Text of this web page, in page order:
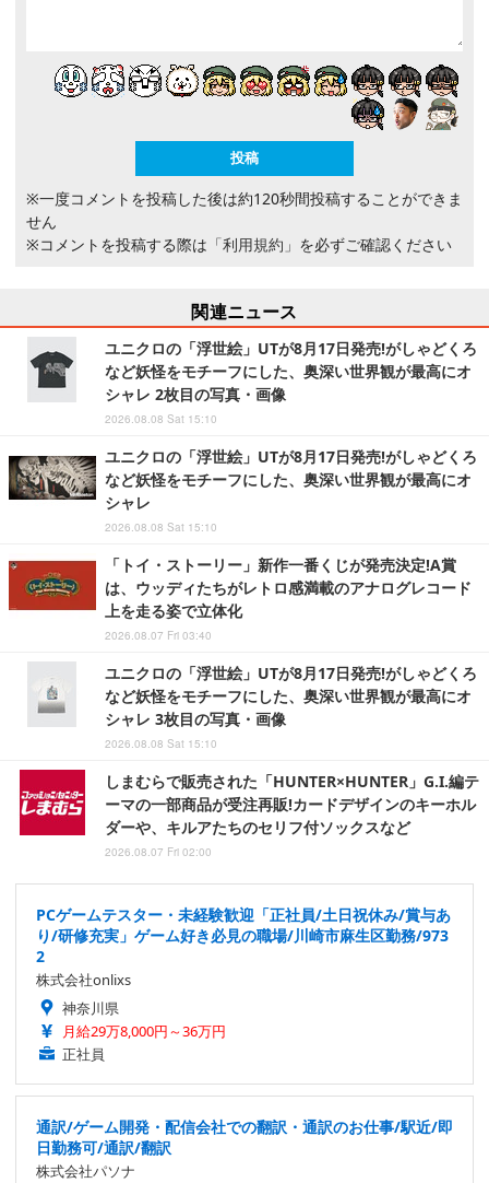
※一度コメントを投稿した後は約120秒間投稿することができま
せん
※コメントを投稿する際は 「利用規約」 を必ずご確認ください
関連ニュース
ユニクロの「浮世絵」UTが8月17日発売!がしゃどくろ
など妖怪をモチーフにした、奥深い世界観が最高にオ
シャレ 2枚目の写真・画像
2026.08.08 Sat 15:10
ユニクロの「浮世絵」UTが8月17日発売!がしゃどくろ
など妖怪をモチーフにした、奥深い世界観が最高にオ
シャレ
2026.08.08 Sat 15:10
「トイ・ストーリー」新作一番くじが発売決定!A賞
は、ウッディたちがレトロ感満載のアナログレコード
上を走る姿で立体化
2026.08.07 Fri 03:40
ユニクロの「浮世絵」UTが8月17日発売!がしゃどくろ
など妖怪をモチーフにした、奥深い世界観が最高にオ
シャレ 3枚目の写真・画像
2026.08.08 Sat 15:10
しまむらで販売された「HUNTER×HUNTER」G.I.編テ
ーマの一部商品が受注再販!カードデザインのキーホル
ダーや、キルアたちのセリフ付ソックスなど
2026.08.07 Fri 02:00
PCゲームテスター・未経験歓迎「正社員/土日祝休み/賞与あ
り/研修充実」ゲーム好き必見の職場/川崎市麻生区勤務/973
2
株式会社onlixs
神奈川県
月給29万8,000円～36万円
正社員
通訳/ゲーム開発・配信会社での翻訳・通訳のお仕事/駅近/即
日勤務可/通訳/翻訳
株式会社パソナ